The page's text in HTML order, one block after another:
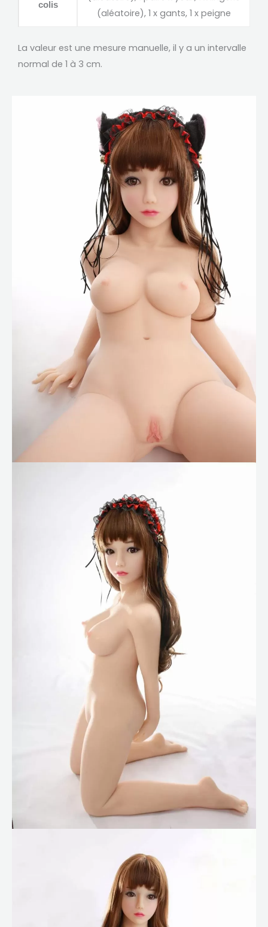
colis
(aléatoire), 1 x gants, 1 x peigne
La valeur est une mesure manuelle, il y a un intervalle
normal de 1 à 3 cm.